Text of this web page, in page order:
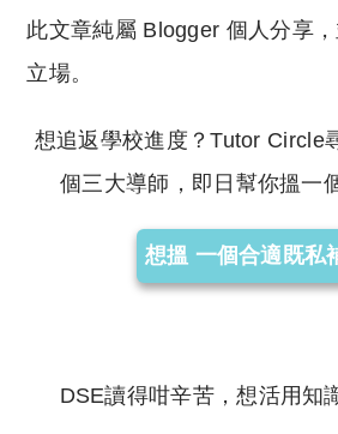
此文章純屬 Blogger 個人分享
立場。
想追返學校進度？Tutor Circle
個三大導師，即日幫你搵一
想搵 一個合適既私
DSE讀得咁辛苦，想活用知